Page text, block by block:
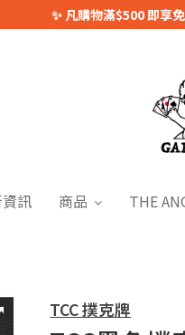
✨ 凡購物滿$500 即享
訊 商品 THE
TCC 撲克牌